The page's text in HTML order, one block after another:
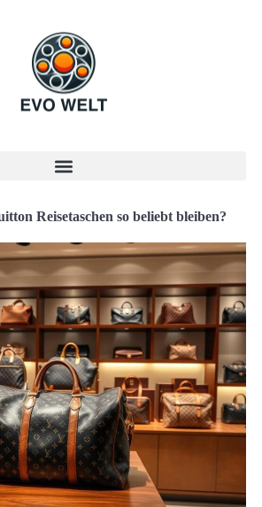
Reisetaschen so beliebt bleiben?